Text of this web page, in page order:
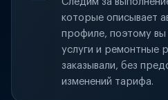
которые описывает
профиле, поэтому вы
услуги и ремонтные
заказывали, без
изменений тарифа.